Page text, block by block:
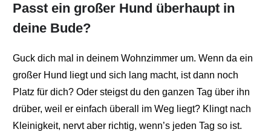
Passt ein großer Hund überhaupt in
deine Bude?
Guck dich mal in deinem Wohnzimmer um. Wenn da ein
großer Hund liegt und sich lang macht, ist dann noch
Platz für dich? Oder steigst du den ganzen Tag über ihn
drüber, weil er einfach überall im Weg liegt? Klingt nach
Kleinigkeit, nervt aber richtig, wenn’s jeden Tag so ist.